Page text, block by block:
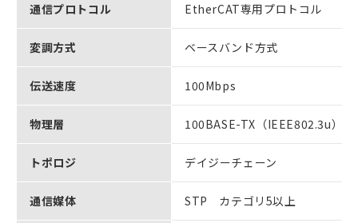
通信プロトコル EtherCAT専用プロトコル
変調方式 ベースバンド方式
伝送速度 100Mbps
物理層 100BASE-TX（IEEE802.3u）
トポロジ デイジーチェーン
通信媒体 STP カテゴリ5以上